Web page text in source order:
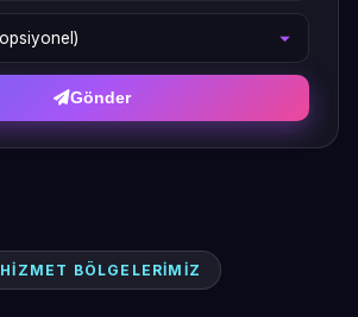
Gönder
HIZMET BÖLGELERIMIZ